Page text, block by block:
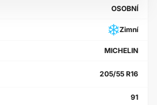
OSOBNÍ
Zimní
MICHELIN
205/55 R16
91